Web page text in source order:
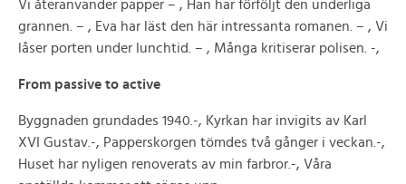
Vi återanvänder papper – , Han har förföljt den underliga
grannen. – , Eva har läst den här intressanta romanen. – , Vi
låser porten under lunchtid. – , Många kritiserar polisen. -,
From passive to active
Byggnaden grundades 1940.-, Kyrkan har invigits av Karl
XVI Gustav.-, Papperskorgen tömdes två gånger i veckan.-,
Huset har nyligen renoverats av min farbror.-, Våra